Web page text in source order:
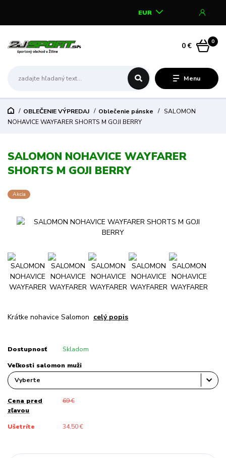
Menu
EUR
0
0 €
OBLEČENIE VÝPREDAJ Oblečenie pánske
SALOMON
NOHAVICE WAYFARER SHORTS M GOJI BERRY
SALOMON NOHAVICE WAYFARER
SHORTS M GOJI BERRY
Akcia
Krátke nohavice Salomon celý popis
Dostupnosť Skladom
Veľkosti salomon muži
Cena pred
zľavou
69 €
Ušetríte 34,50 €